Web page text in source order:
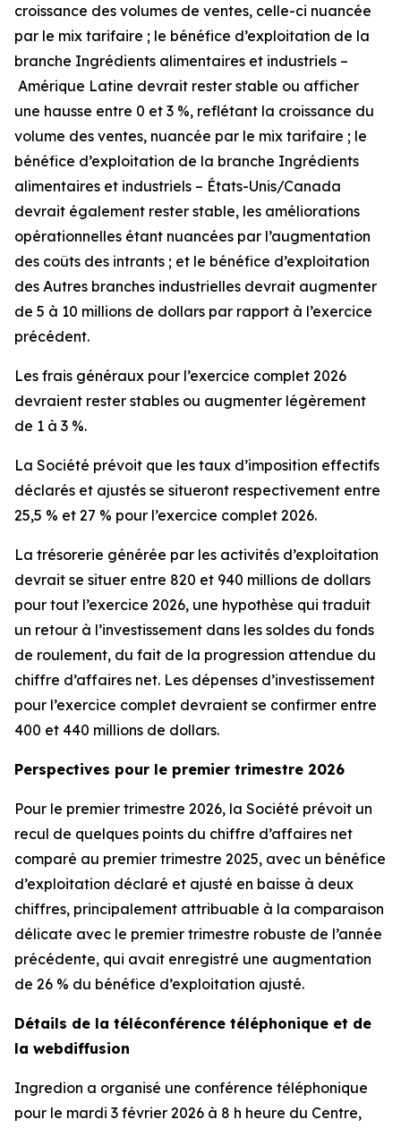
croissance des volumes de ventes, celle-ci nuancée
par le mix tarifaire ; le bénéfice d’exploitation de la
branche Ingrédients alimentaires et industriels –
Amérique Latine devrait rester stable ou afficher
une hausse entre 0 et 3 %, reflétant la croissance du
volume des ventes, nuancée par le mix tarifaire ; le
bénéfice d’exploitation de la branche Ingrédients
alimentaires et industriels – États-Unis/Canada
devrait également rester stable, les améliorations
opérationnelles étant nuancées par l’augmentation
des coûts des intrants ; et le bénéfice d’exploitation
des Autres branches industrielles devrait augmenter
de 5 à 10 millions de dollars par rapport à l’exercice
précédent.
Les frais généraux pour l’exercice complet 2026
devraient rester stables ou augmenter légèrement
de 1 à 3 %.
La Société prévoit que les taux d’imposition effectifs
déclarés et ajustés se situeront respectivement entre
25,5 % et 27 % pour l’exercice complet 2026.
La trésorerie générée par les activités d’exploitation
devrait se situer entre 820 et 940 millions de dollars
pour tout l’exercice 2026, une hypothèse qui traduit
un retour à l’investissement dans les soldes du fonds
de roulement, du fait de la progression attendue du
chiffre d’affaires net. Les dépenses d’investissement
pour l’exercice complet devraient se confirmer entre
400 et 440 millions de dollars.
Perspectives pour le premier trimestre 2026
Pour le premier trimestre 2026, la Société prévoit un
recul de quelques points du chiffre d’affaires net
comparé au premier trimestre 2025, avec un bénéfice
d’exploitation déclaré et ajusté en baisse à deux
chiffres, principalement attribuable à la comparaison
délicate avec le premier trimestre robuste de l’année
précédente, qui avait enregistré une augmentation
de 26 % du bénéfice d’exploitation ajusté.
Détails de la téléconférence téléphonique et de
la webdiffusion
Ingredion a organisé une conférence téléphonique
pour le mardi 3 février 2026 à 8 h heure du Centre,